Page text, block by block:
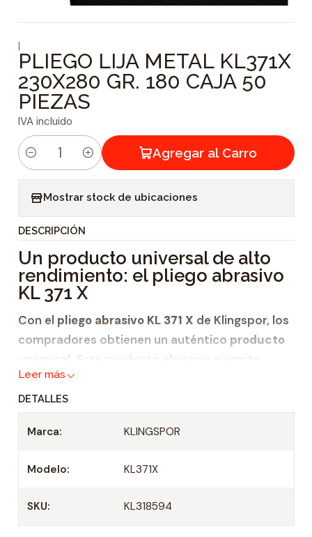
|
PLIEGO LIJA METAL KL371X
230X280 GR. 180 CAJA 50
PIEZAS
IVA incluido
C
i
d
a
d
Agregar al Carro
Mostrar stock de ubicaciones
DESCRIPCIÓN
Un producto universal de alto
rendimiento: el pliego abrasivo
KL 371 X
Con el pliego abrasivo KL 371 X de Klingspor, los
compradores obtienen un auténtico producto
universal . Este producto abrasivo permite
mecanizar
metal y
metales no férricos
en todo momento de manera rápida y fiable. El
todos los que buscan unpliego abrasivo
económico que convenza, además, por su buen
Leer más
DETALLES
Marca: KLINGSPOR
Modelo: KL371X
SKU: KL318594